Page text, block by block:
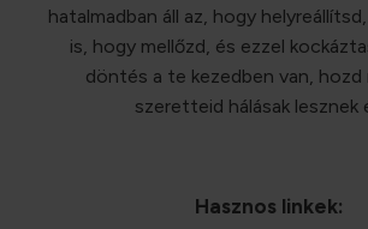
hatalmadban áll az, hogy
is, hogy mellőzd, és ezzel
döntés a te kezedben van, hozd
szeretteid hálásak lesznek
Hasznos linkek: